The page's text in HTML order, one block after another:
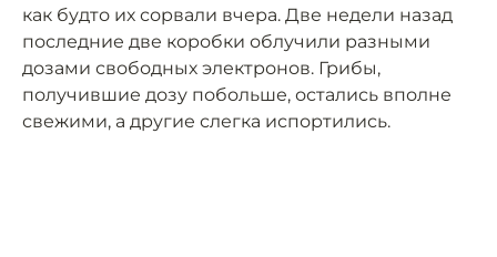
как будто их сорвали вчера. Две недели назад
последние две коробки облучили разными
дозами свободных электронов. Грибы,
получившие дозу побольше, остались вполне
свежими, а другие слегка испортились.